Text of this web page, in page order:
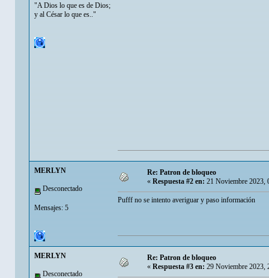
"A Dios lo que es de Dios;
y al César lo que es.."
MERLYN
Desconectado
Mensajes: 5
Re: Patron de bloqueo
«Respuesta #2 en:21 Noviembre 2023,
Pufff no se intento averiguar y paso información
MERLYN
Desconectado
Re: Patron de bloqueo
« Respuesta #3 en: 29 Noviembre 2023,